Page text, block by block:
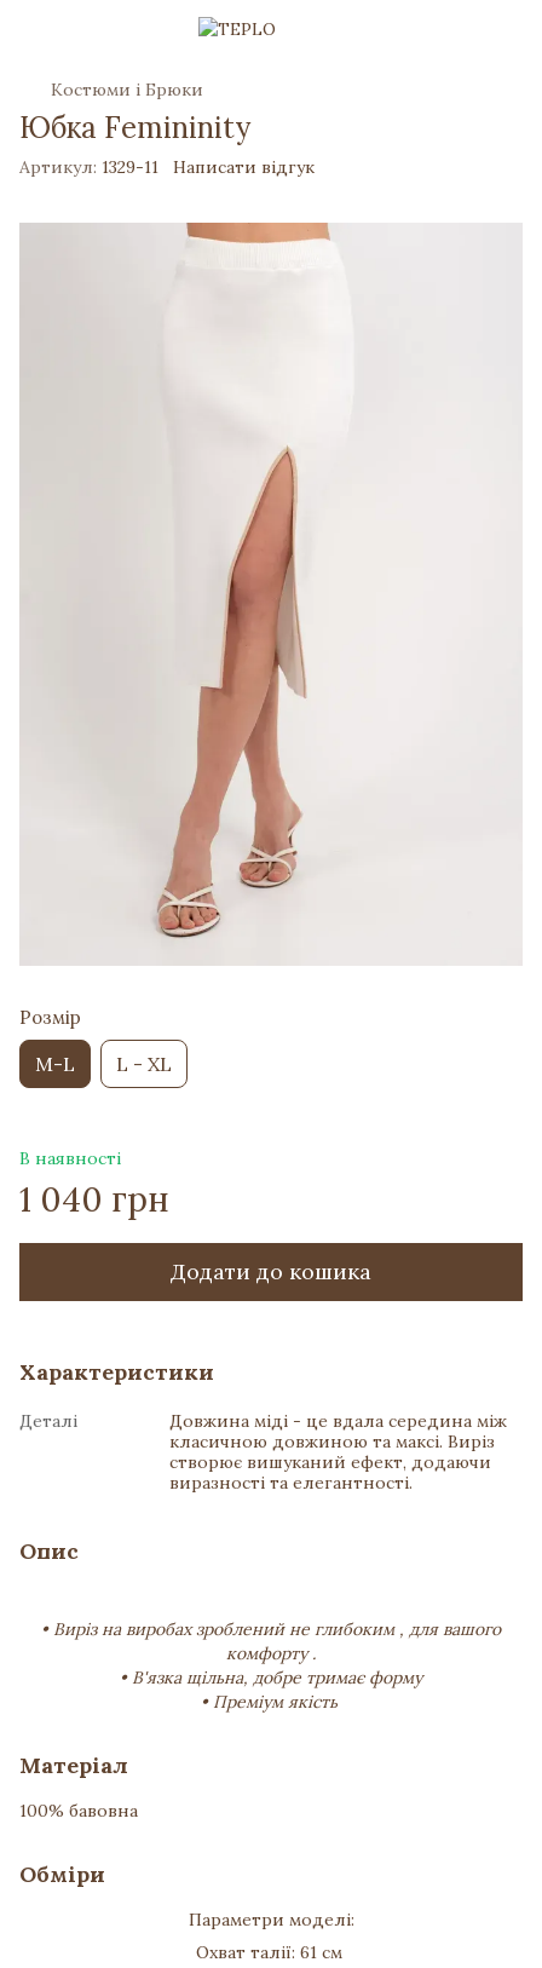
Костюми і Брюки
Юбка Femininity
Артикул: 1329-11 Написати відгук
Розмір
M-L L - XL
В наявності
1 040 грн
Додати до кошика
Характеристики
Деталі
Довжина міді - це вдала середина між
класичною довжиною та максі. Виріз
створює вишуканий ефект, додаючи
виразності та елегантності.
Опис
• Виріз на виробах зроблений не глибоким , для вашого
комфорту .
• В'язка щільна, добре тримає форму
• Преміум якість
Матеріал
100% бавовна
Обміри
Параметри моделі:
Охват талії: 61 см